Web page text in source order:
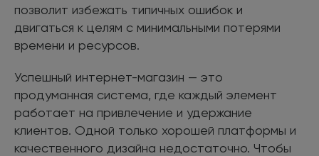
позволит избежать типичных ошибок и
двигаться к целям с минимальными потерями
времени и ресурсов.
Успешный интернет-магазин — это
продуманная система, где каждый элемент
работает на привлечение и удержание
клиентов. Одной только хорошей платформы и
качественного дизайна недостаточно. Чтобы